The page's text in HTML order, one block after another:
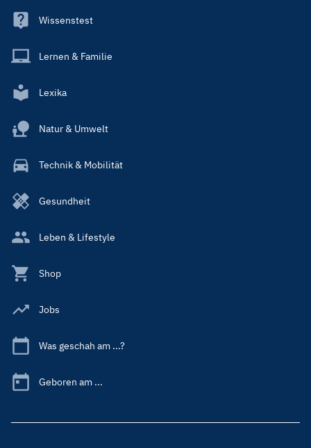
Wissenstest
Lernen & Familie
Lexika
Natur & Umwelt
Technik & Mobilität
Gesundheit
Leben & Lifestyle
Shop
Jobs
Was geschah am ...?
Geboren am ...